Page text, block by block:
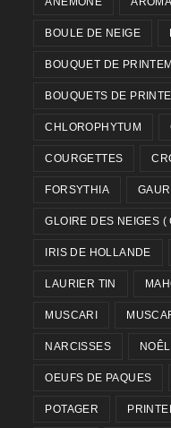
BOULE DE NEIGE
BOUQUET DE
BOUQUETS DE
CHLOROPHYTUM
COURGETTES
FORSYTHIA
GLOIRE DES NEIGES (
IRIS DE HOLLANDE
LAURIER TIN
MUSCARI
NARCISSES NOÊL
OEUFS DE PAQUES
POTAGER